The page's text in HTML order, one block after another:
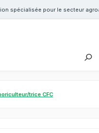
spécialisée pour le secteur
trice CFC